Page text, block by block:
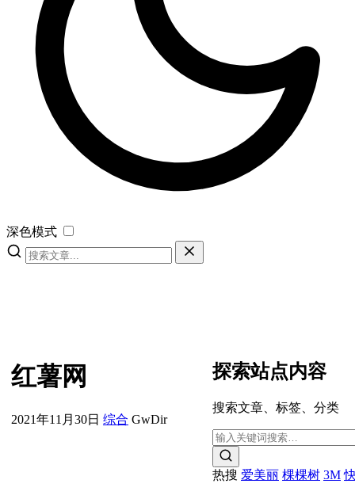
深色模式
红薯网
2021年11月30日 综合 GwDir
探索站点内容
搜索文章、标签、分类
热搜 爱美丽 棵棵树 3M